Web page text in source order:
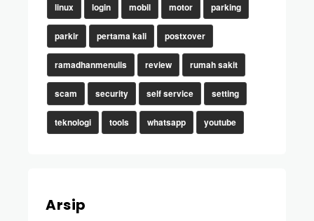
linux login mobil motor parking
parkir pertama kali postxover
ramadhanmenulis review rumah sakit
scam security self service setting
teknologi tools whatsapp youtube
Arsip